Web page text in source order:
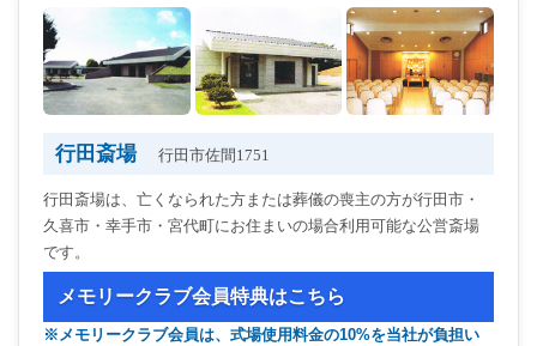
行田斎場 行田市佐間1751
行田斎場は、亡くなられた方または葬儀の喪主の方が行田市・
久喜市・幸手市・宮代町にお住まいの場合利用可能な公営斎場
です。
メモリークラブ会員特典はこちら
※メモリークラブ会員は、式場使用料金の10%を当社が負担い